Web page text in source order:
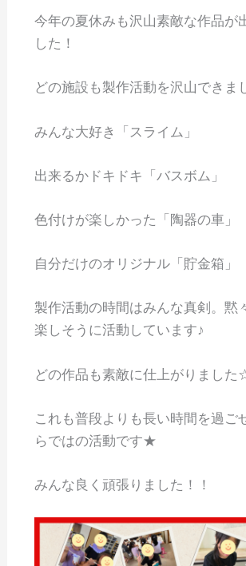
今年の夏休みも沢山素敵な作品が
した！
どの施設も製作活動を沢山できま
みんな大好き「スライム」
出来るかドキドキ「バスボム」
色付けが楽しかった「陶器の車」
自分だけのオリジナル「貯金箱」
製作活動の時間はみんな真剣。黙
楽しそうに活動しています♪
どの作品も素敵に仕上がりまし
これも普段よりも長い時間を過ご
らではの活動です★
みんな良く頑張りました！！